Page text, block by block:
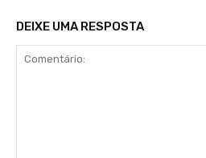
DEIXE UMA RESPOSTA